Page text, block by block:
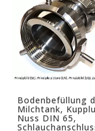
Bodenbefüllung
Milchtank,
Nuss DIN 65,